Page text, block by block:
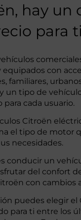
hay un
para ti
con
familiares,
un tipo de
cada usuario.
Citroën
el tipo de motor
necesidades.
conducir un
del confort
con cambios
puedes elegir el
para ti entre los